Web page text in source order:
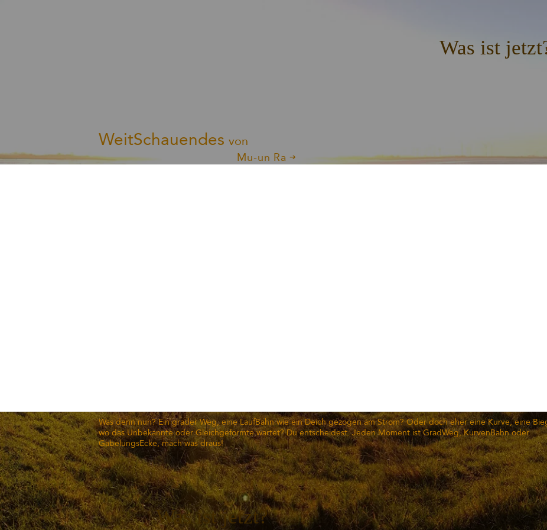
Was ist
Was denn nun? Ein grader Weg, eine LaufBahn wie ein Deich gezogen am Strom? Oder doch eher eine Kurve, eine
wo das Unbekannte oder Gleichgeformte wartet? Du entscheidest. Jeden Moment ist GradWeg, KurvenBahn oder
GabelungsEcke, mach was draus!
WeitSchauendes von
Mu-un Ra
Was ist jetzt?